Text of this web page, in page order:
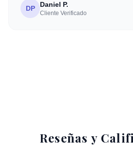
DP Daniel P.
Cliente Verificado
Reseñas y